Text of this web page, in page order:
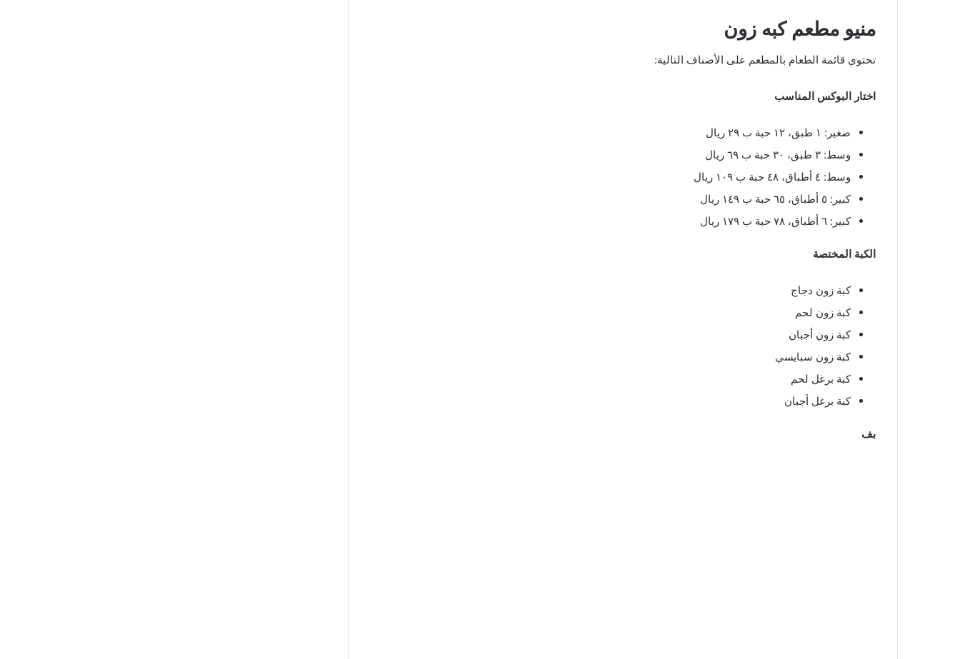
منيو مطعم كبه زون
تحتوي قائمة الطعام بالمطعم على الأصناف التالية:
اختار البوكس المناسب
صغير: ١ طبق، ١٢ حبة ب ٢٩ ريال
وسط: ٣ طبق، ٣٠ حبة ب ٦٩ ريال
وسط: ٤ أطباق، ٤٨ حبة ب ١٠٩ ريال
كبير: ٥ أطباق، ٦٥ حبة ب ١٤٩ ريال
كبير: ٦ أطباق، ٧٨ حبة ب ١٧٩ ريال
الكبة المختصة
كبة زون دجاج
كبة زون لحم
كبة زون أجبان
كبة زون سبايسي
كبة برغل لحم
كبة برغل أجبان
بف